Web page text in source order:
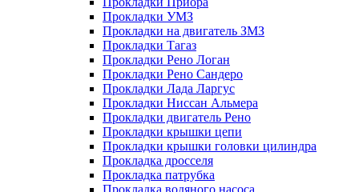
Прокладки УМЗ
Прокладки на двигатель ЗМЗ
Прокладки Тагаз
Прокладки Рено Логан
Прокладки Рено Сандеро
Прокладки Лада Ларгус
Прокладки Ниссан Альмера
Прокладки двигатель Рено
Прокладки крышки цепи
Прокладки крышки головки цилиндра
Прокладка дросселя
Прокладка патрубка
Прокладка водяного насоса